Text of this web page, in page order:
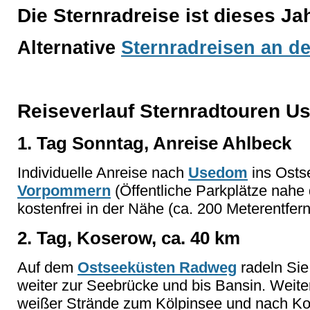
Die Sternradreise ist dieses
Alternative Sternradreisen an
Reiseverlauf Sternradtouren
1. Tag Sonntag, Anreise Ahlbeck
Individuelle Anreise nach Usedom ins
Vorpommern (Öffentliche Parkplätze
kostenfrei in der Nähe (ca. 200
2. Tag, Koserow, ca. 40 km
Auf dem Ostseeküsten Radweg radeln
weiter zur Seebrücke und bis Bansin.
weißer Strände zum Kölpinsee und nach